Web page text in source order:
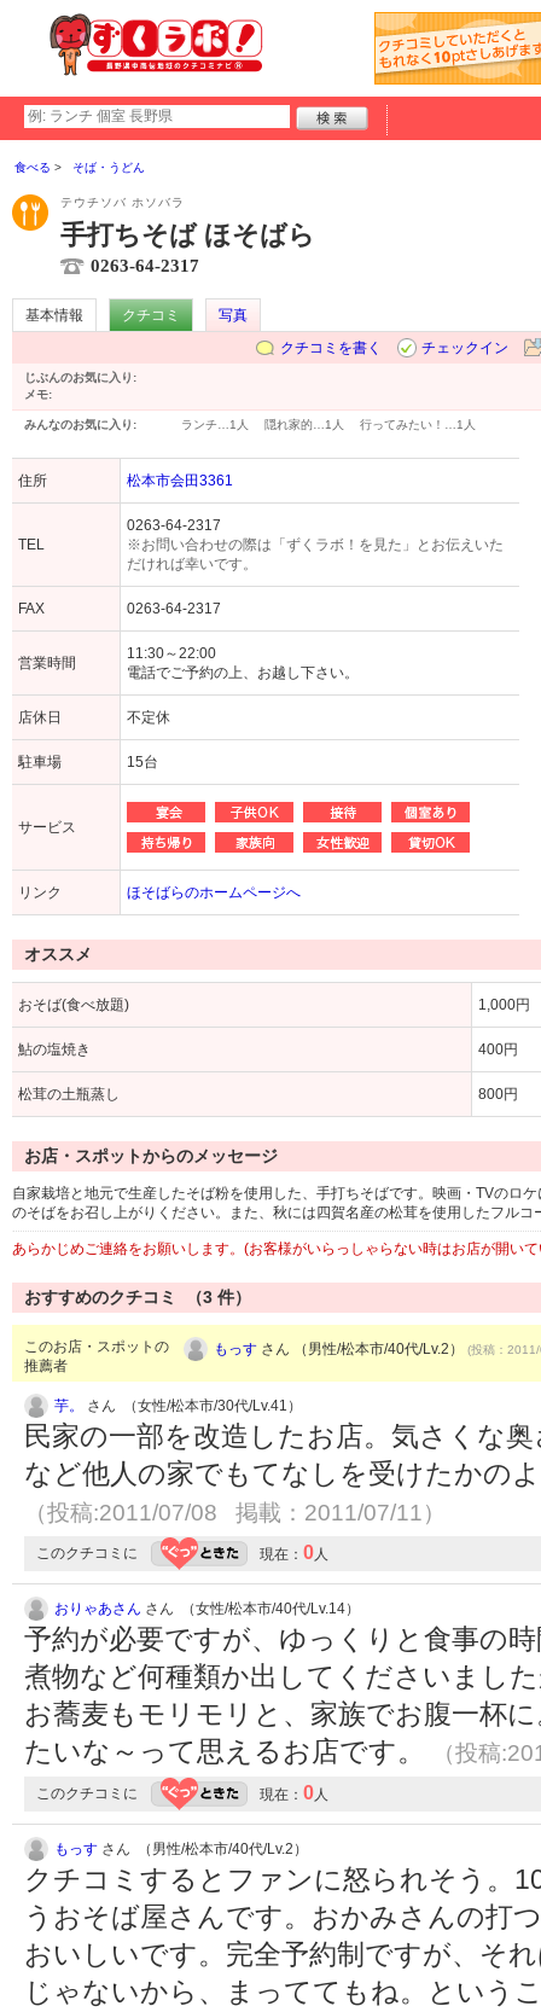
食べる そば・うどん
テウチソバ ホソバラ
手打ちそば ほそばら
0263-64-2317
基本情報 クチコミ
写真
クチコミを書く
チェックイン
じぶんのお気に入り:
メモ:
みんなのお気に入り: ランチ… 1人 隠れ家的… 1人 行ってみたい！… 1人
住所 松本市会田3361
TEL
0263-64-2317
※お問い合わせの際は「ずくラボ！を見た」とお伝えいた
だければ幸いです。
FAX 0263-64-2317
営業時間
11:30～22:00
電話でご予約の上、お越し下さい。
店休日 不定休
駐車場 15台
サービス
リンク ほそばらのホームページへ
オススメ
おそば(食べ放題) 1,000円
鮎の塩焼き 400円
松茸の土瓶蒸し 800円
お店・スポットからのメッセージ
自家栽培と地元で生産したそば粉を使用した、手打ちそばです。映画・TVのロ
のそばをお召し上がりください。また、秋には四賀名産の松茸を使用したフルコ
あらかじめご連絡をお願いします。(お客様がいらっしゃらない時はお店が開い
おすすめのクチコミ （3 件）
このお店・スポットの
推薦者
もっす さん （男性/松本市/40代/Lv.2） (投稿：
芋。 さん （女性/松本市/30代/Lv.41）
民家の一部を改造したお店。気さくな
など他人の家でもてなしを受けたかの
（投稿:2011/07/08 掲載：2011/07/11）
このクチコミに 現在： 0人
おりゃあさん さん （女性/松本市/40代/Lv.14）
予約が必要ですが、ゆっくりと食事の
煮物など何種類か出してくださいまし
お蕎麦もモリモリと、家族でお腹一杯
たいな～って思えるお店です。
（投稿
このクチコミに 現在： 0人
もっす さん （男性/松本市/40代/Lv.2）
クチコミするとファンに怒られそう。
うおそば屋さんです。おかみさんの打
おいしいです。完全予約制ですが、そ
じゃないから、まっててもね。という